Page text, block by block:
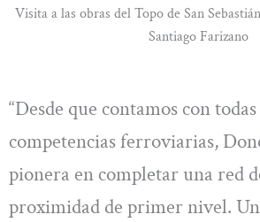
Visita a las obras del Topo de San
Santiago Farizano
“Desde que contamos con
competencias ferroviarias,
pionera en completar una red
proximidad de primer nivel.